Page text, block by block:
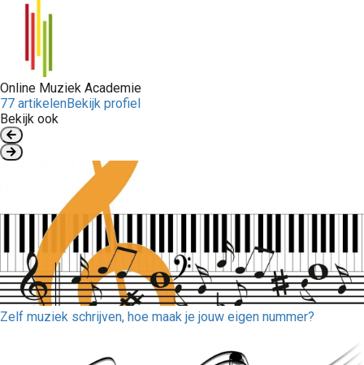
Online Muziek Academie
77 artikelenBekijk profiel
Bekijk ook
Zelf muziek schrijven, hoe maak je jouw eigen nummer?